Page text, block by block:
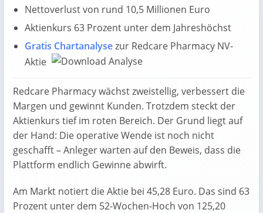
Nettoverlust von rund 10,5 Millionen Euro
Aktienkurs 63 Prozent unter dem Jahreshöchst
Gratis Chartanalysezur Redcare Pharmacy NV-
Aktie
Redcare Pharmacy wächst zweistellig, verbessert die
Margen und gewinnt Kunden. Trotzdem steckt der
Aktienkurs tief im roten Bereich. Der Grund liegt auf
der Hand: Die operative Wende ist noch nicht
geschafft – Anleger warten auf den Beweis, dass die
Plattform endlich Gewinne abwirft.
Am Markt notiert die Aktie bei 45,28 Euro. Das sind 63
Prozent unter dem 52-Wochen-Hoch von 125,20